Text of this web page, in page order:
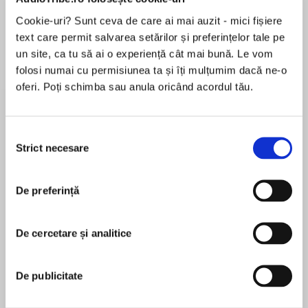
Cookie-uri? Sunt ceva de care ai mai auzit - mici fișiere
text care permit salvarea setărilor și preferințelor tale pe
un site, ca tu să ai o experiență cât mai bună. Le vom
folosi numai cu permisiunea ta și îți mulțumim dacă ne-o
oferi. Poți schimba sau anula oricând acordul tău.
consimțământului
Strict necesare
De preferință
De cercetare și analitice
De publicitate
de...
Dani Francis
la...
Lauren Weisberger
Desprecarte
the heat. They need cold, cold ice cream on this
hot, hot day!
It will take all of Stick Dog's smarts to guide his
discover rainbow puddles, and chase the
But there's a looming threat to their mission—
MAI MULT
Early in his career Tom worked in politics, including